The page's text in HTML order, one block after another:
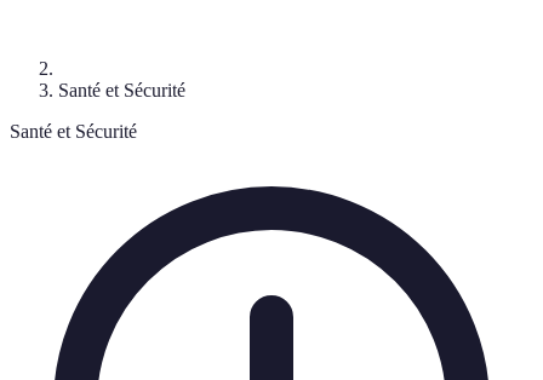
Santé et Sécurité
Santé et Sécurité